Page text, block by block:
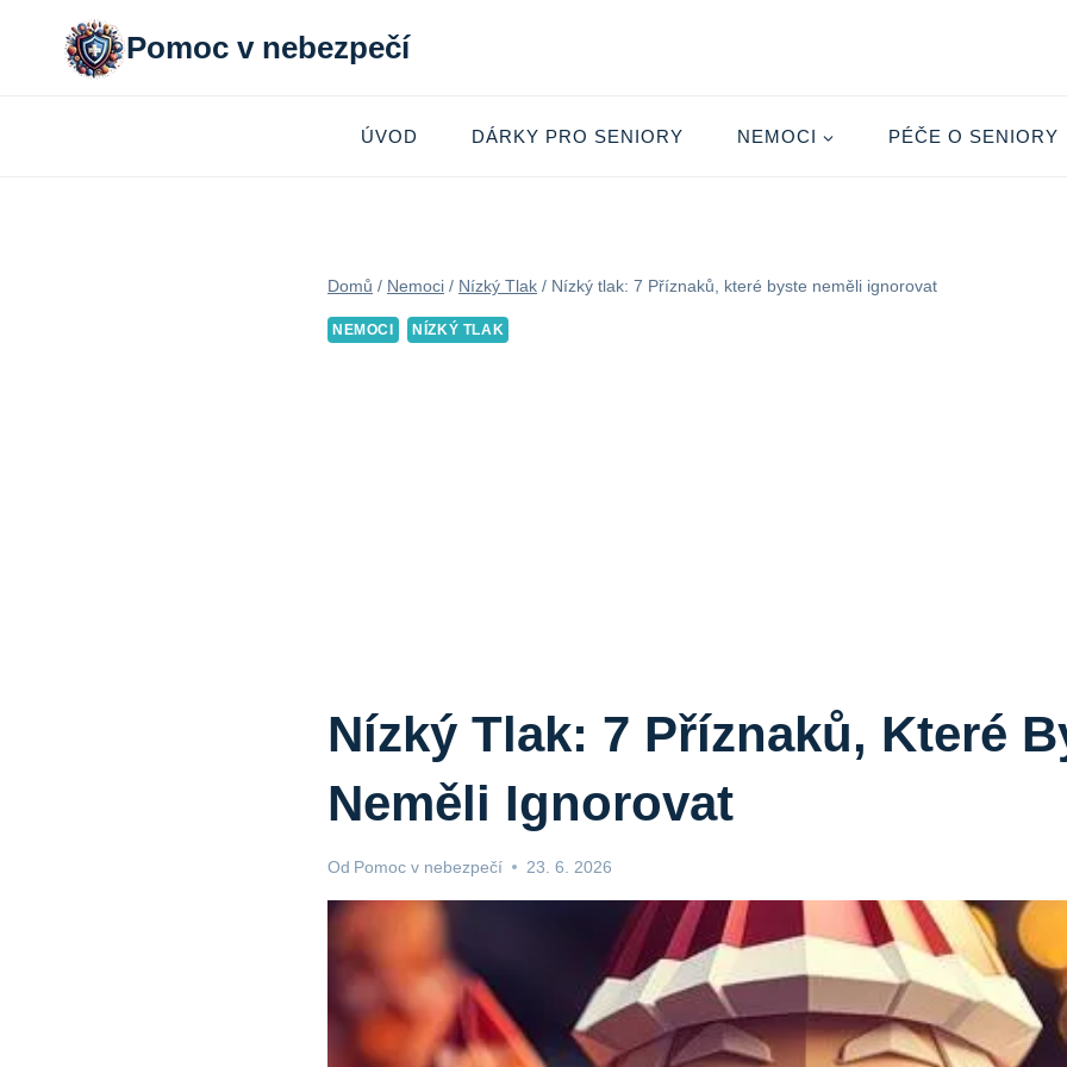
Pomoc v nebezpečí
ÚVOD DÁRKY PRO SENIORY NEMOCI PÉČE O SENIORY
Domů / Nemoci / Nízký Tlak / Nízký tlak: 7 Příznaků, které byste neměli ignorovat
NEMOCI NÍZKÝ TLAK
Nízký Tlak: 7 Příznaků, Které
Neměli Ignorovat
Od Pomoc v nebezpečí 23. 6. 2026